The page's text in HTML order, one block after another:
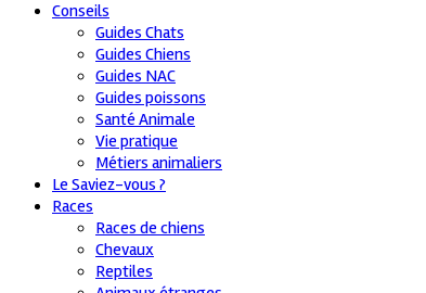
Conseils
Guides Chats
Guides Chiens
Guides NAC
Guides poissons
Santé Animale
Vie pratique
Métiers animaliers
Le Saviez-vous ?
Races
Races de chiens
Chevaux
Reptiles